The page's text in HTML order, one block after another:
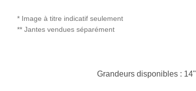
* Image à titre indicatif seulement
** Jantes vendues séparément
Grandeurs disponibles : 14"